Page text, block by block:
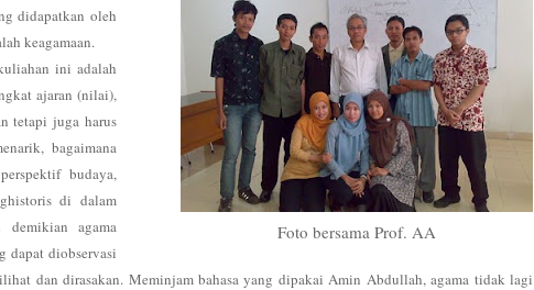
Foto bersama Prof. AA
didapatkan oleh
keagamaan.
ini adalah
ajaran (nilai),
tetapi juga harus
bagaimana
budaya,
di dalam
agama
dapat diobservasi
dan dirasakan. Meminjam bahasa yang dipakai Amin Abdullah, agama tidak lagi